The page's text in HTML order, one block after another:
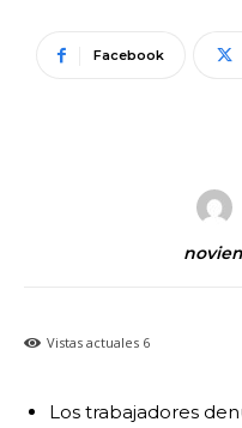
Facebook
Vistas actuales 6
Los trabajadores